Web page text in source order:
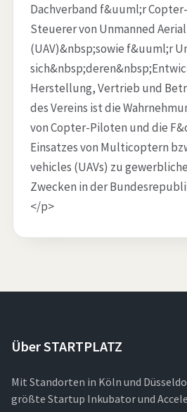
Dachverband f&uuml;r
Steuerer von Unmanned
(UAV)&nbsp;sowie f&uuml;r
Herstellung, Vertrieb und
des Vereins ist die
von Copter-Piloten und die
Einsatzes von Multicoptern
vehicles (UAVs) zu
Zwecken in der
</p>
Über STARTPLATZ
Mit Standorten in Köln und
größte Startup Inkubator und